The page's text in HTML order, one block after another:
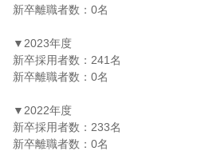
新卒離職者数：0名
▼2023年度
新卒採用者数：241名
新卒離職者数：0名
▼2022年度
新卒採用者数：233名
新卒離職者数：0名